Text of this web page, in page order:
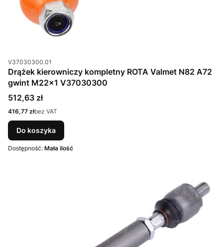
Kod produktu
V37030300.01
Drążek kierowniczy kompletny ROTA Valmet N82 A72
gwint M22x1 V37030300
Cena
512,63 zł
Cena
416,77 złbez VAT
Do koszyka
Dostępność: Mała ilość